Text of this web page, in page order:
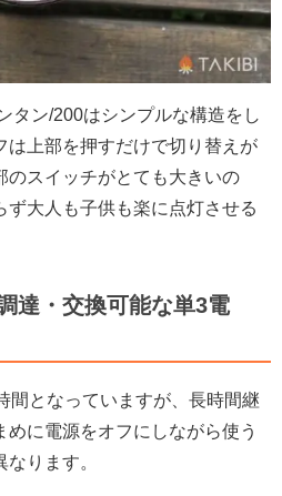
タン/200はシンプルな構造をし
は上部を押すだけで切り替えが
のスイッチがとても大きいの
ず大人も子供も楽に点灯させる
達・交換可能な単3電
間となっていますが、長時間継
に電源をオフにしながら使う
ります。